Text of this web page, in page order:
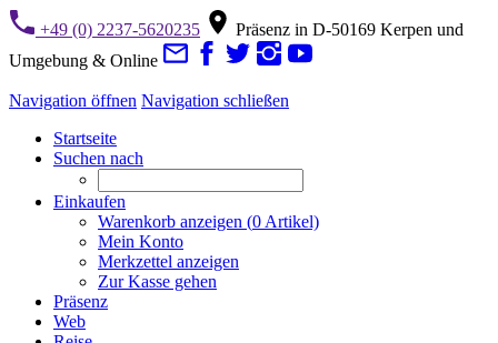
+49 (0) 2237-5620235
Präsenz in D-50169 Kerpen und
Umgebung & Online
Navigation öffnen Navigation schließen
Startseite
Suchen nach
Einkaufen
Warenkorb anzeigen (0 Artikel)
Mein Konto
Merkzettel anzeigen
Zur Kasse gehen
Präsenz
Web